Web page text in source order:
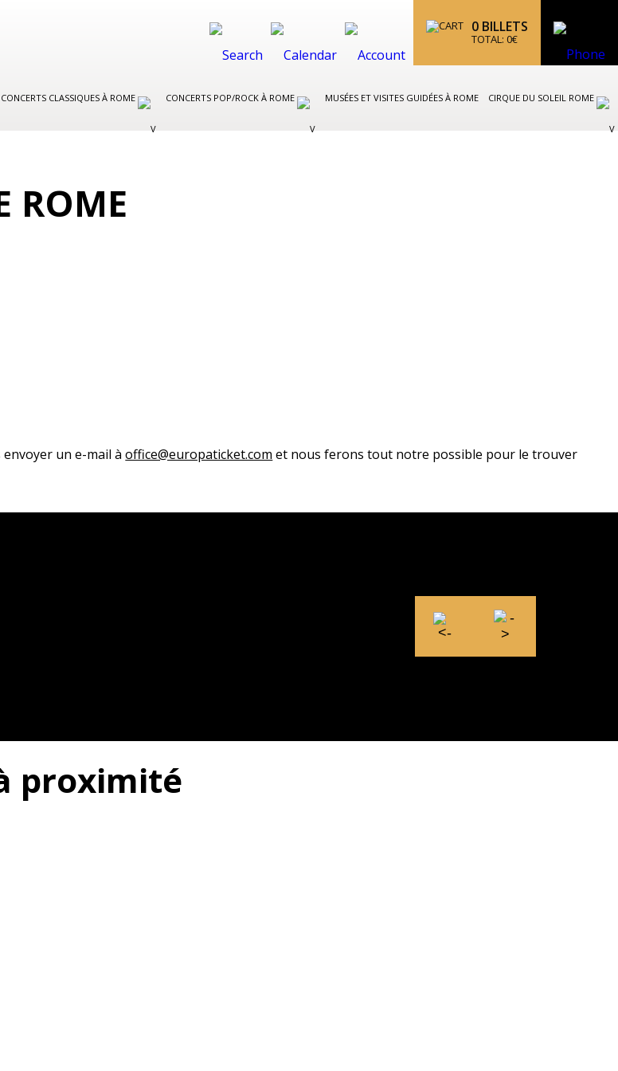
0 BILLETS
TOTAL: 0€
CONCERTS CLASSIQUES À ROME CONCERTS POP/ROCK À ROME MUSÉES ET VISITES GUIDÉES À ROME CIRQUE DU SOLEIL ROME
ROME
envoyer un e-mail àoffice@europaticket.com et nous ferons tout notre possible pour le trouver
proximité